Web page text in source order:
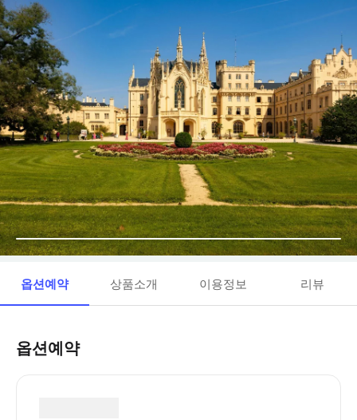
옵션예약 상품소개 이용정보 리뷰
옵션예약